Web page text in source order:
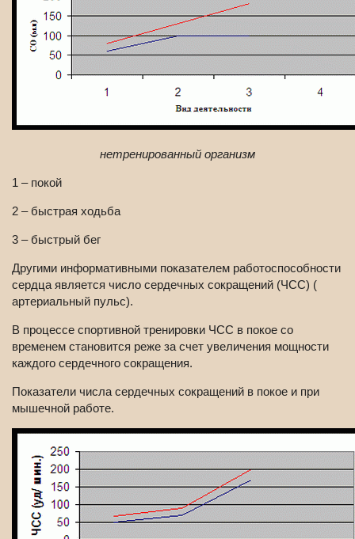
нетренированный организм
1 – покой
2 – быстрая ходьба
3 – быстрый бег
Другими информативными показателем работоспособности
сердца является число сердечных сокращений (ЧСС) (
артериальный пульс).
В процессе спортивной тренировки ЧСС в покое со
временем становится реже за счет увеличения мощности
каждого сердечного сокращения.
Показатели числа сердечных сокращений в покое и при
мышечной работе.